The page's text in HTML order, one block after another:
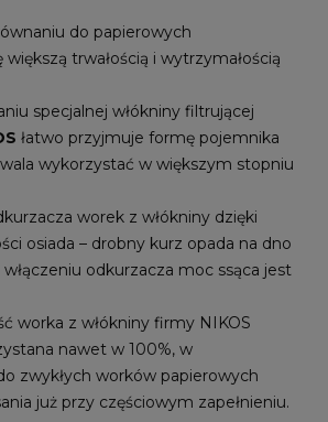
do papierowych
większą trwałością i wytrzymałością
specjalnej włókniny filtrującej
łatwo przyjmuje formę pojemnika
wykorzystać w większym stopniu
worek z włókniny dzięki
osiada – drobny kurz opada na dno
odkurzacza moc ssąca jest
worka z włókniny firmy NIKOS
nawet w 100%, w
zwykłych worków papierowych
już przy częściowym zapełnieniu.